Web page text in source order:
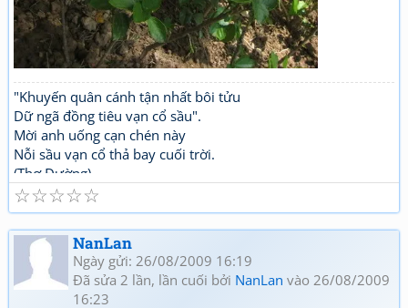
"Khuyến quân cánh tận nhất bôi tửu
Dữ ngã đồng tiêu vạn cổ sầu".
Mời anh uống cạn chén này
Nỗi sầu vạn cổ thả bay cuối trời.
(Thơ Đường)
☆
☆
☆
☆
☆
NanLan
Ngày gửi: 26/08/2009 16:19
Đã sửa 2 lần, lần cuối bởi NanLan vào 26/08/2009
16:23